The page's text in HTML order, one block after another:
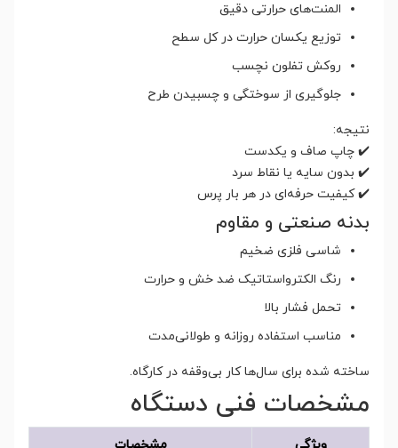
المنت‌های حرارتی دقیق
توزیع یکسان حرارت در کل سطح
روکش تفلون نچسب
جلوگیری از سوختگی و چسبیدن طرح
نتیجه:
✔️ چاپ صاف و یکدست
✔️ بدون سایه یا نقاط سرد
✔️ کیفیت حرفه‌ای در هر بار پرس
بدنه صنعتی و مقاوم
شاسی فلزی ضخیم
رنگ الکترواستاتیک ضد خش و حرارت
تحمل فشار بالا
مناسب استفاده روزانه و طولانی‌مدت
ساخته شده برای سال‌ها کار بی‌وقفه در کارگاه.
مشخصات فنی دستگاه